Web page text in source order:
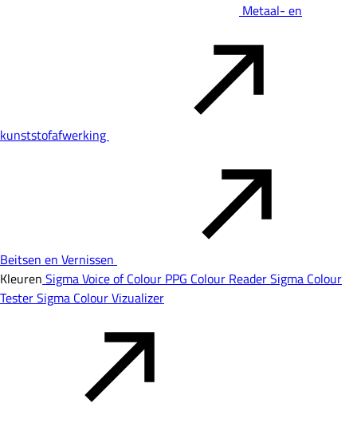
Metaal- en
kunststofafwerking
Beitsen en Vernissen
Kleuren Sigma Voice of Colour PPG Colour ReaderSigma Colour
TesterSigma Colour Vizualizer